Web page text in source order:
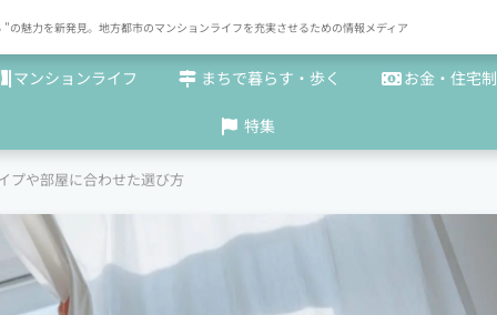
魅力を新発見。地方都市のマンションライフを充実させるための情報メディア
マンションライフ まちで暮らす・歩く お金・住宅
特集
プや部屋に合わせた選び方